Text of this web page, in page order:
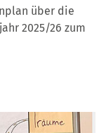
über die
2025/26 zum